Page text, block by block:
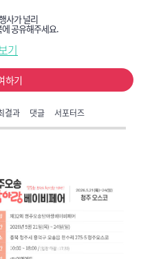
사가 널리
공유해주세요.
기
하기
결과 댓글 서포터즈